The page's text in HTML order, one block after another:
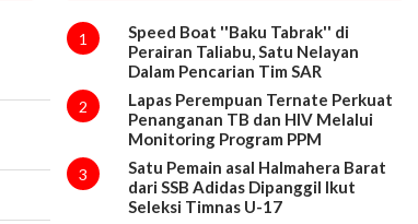
1
Speed Boat ''Baku Tabrak'' di
Perairan Taliabu, Satu Nelayan
Dalam Pencarian Tim SAR
2
Lapas Perempuan Ternate Perkuat
Penanganan TB dan HIV Melalui
Monitoring Program PPM
3
Satu Pemain asal Halmahera Barat
dari SSB Adidas Dipanggil Ikut
Seleksi Timnas U-17